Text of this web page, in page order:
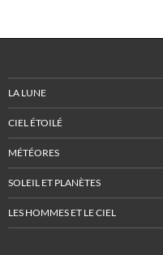
LA LUNE
CIEL ÉTOILÉ
MÉTÉORES
SOLEIL ET PLANÈTES
LES HOMMES ET LE CIEL